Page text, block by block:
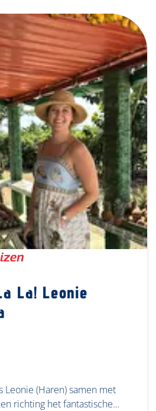
La! Leonie
Leonie (Haren) samen met
richting het fantastische…